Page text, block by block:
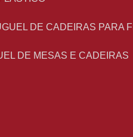
DE CADEIRAS PARA
DE MESAS E CADEIRAS